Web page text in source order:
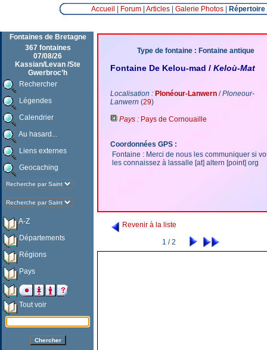
Accueil Forum| Articles| Galerie Photos|
Fontaines de Bretagne
367 fontaines
07/08/26
Kassian/Levan /Ste
Gwerbroc’h
Rechercher
Légendes
Calendrier
Au hasard...
Liens externes
Geocaching
A-Z
Départements
Régions
Pays
Tout voir
Type de fontaine : Fontaine antique
Fontaine De Kelou-mad / Keloù-Mat
Localisation : Plonéour-Lanwern /Ploneour-
Lanwern (29)
Pays : Pays de Cornouaille
Coordonnées GPS :
Fontaine : Merci de nous les communiquer si
les connaissez à lassalle [at] altern [point] org
Revenir à la liste
1 / 2